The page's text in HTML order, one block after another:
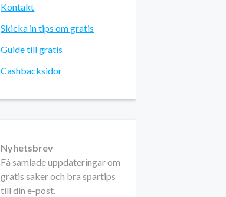
Kontakt
Skicka in tips om gratis
Guide till gratis
Cashbacksidor
Nyhetsbrev
Få samlade uppdateringar om
gratis saker och bra spartips
till din e-post.